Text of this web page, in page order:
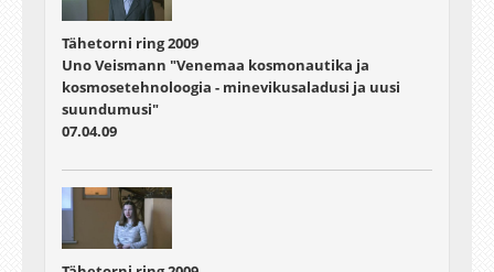
Tähetorni ring 2009
Uno Veismann "Venemaa kosmonautika ja
kosmosetehnoloogia - minevikusaladusi ja uusi
suundumusi"
07.04.09